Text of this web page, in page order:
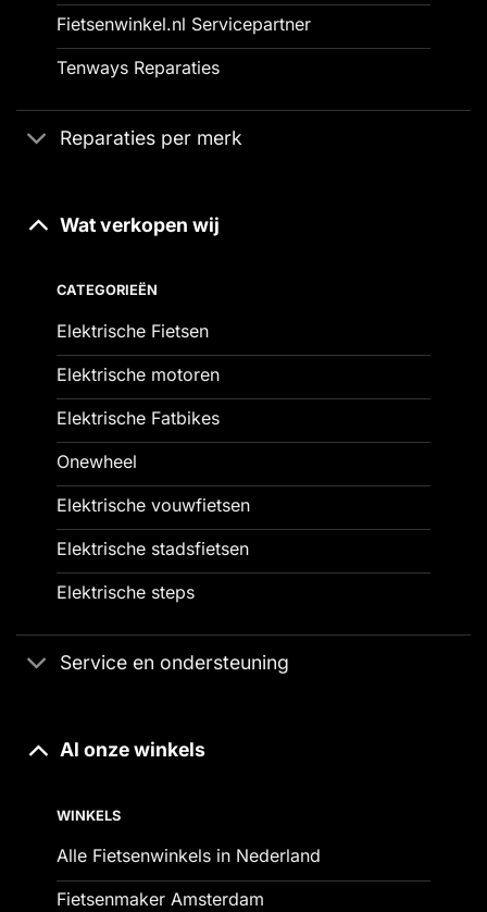
Fietsenwinkel.nl Servicepartner
Tenways Reparaties
Reparaties per merk
Wat verkopen wij
CATEGORIEËN
Elektrische Fietsen
Elektrische motoren
Elektrische Fatbikes
Onewheel
Elektrische vouwfietsen
Elektrische stadsfietsen
Elektrische steps
Service en ondersteuning
Al onze winkels
WINKELS
Alle Fietsenwinkels in Nederland
Fietsenmaker Amsterdam